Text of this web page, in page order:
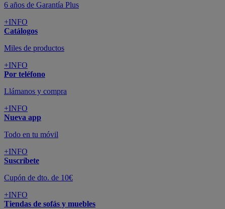
6 años de Garantía Plus
+INFO
Catálogos
Miles de productos
+INFO
Por teléfono
Llámanos y compra
+INFO
Nueva app
Todo en tu móvil
+INFO
Suscríbete
Cupón de dto. de 10€
+INFO
Tiendas de sofás y muebles